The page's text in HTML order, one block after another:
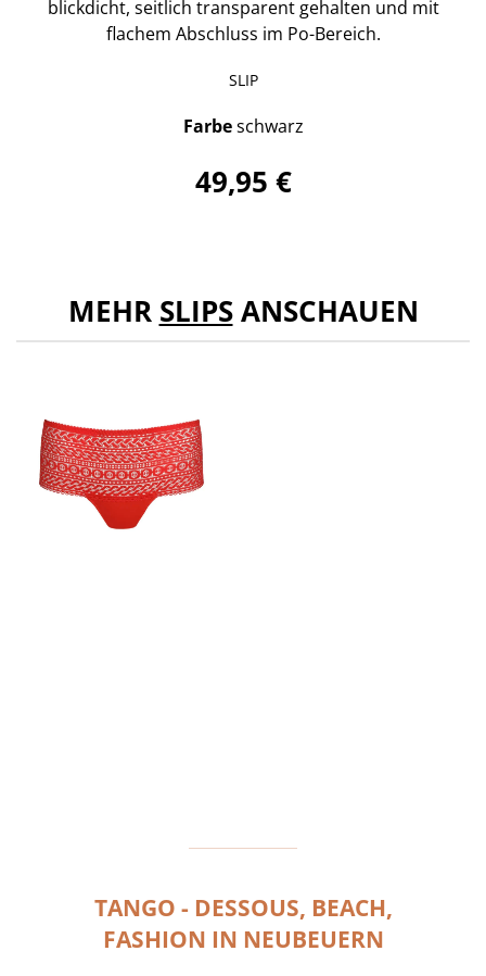
blickdicht, seitlich transparent gehalten und mit
flachem Abschluss im Po-Bereich.
SLIP
Farbeschwarz
49,95 €
MEHR SLIPSANSCHAUEN
TANGO - DESSOUS, BEACH,
FASHION IN NEUBEUERN